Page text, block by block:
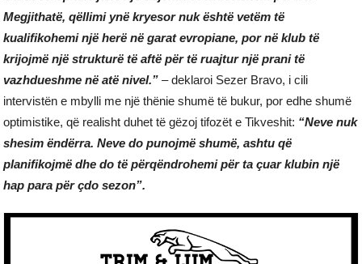
Megjithatë, qëllimi ynë kryesor nuk është vetëm të
kualifikohemi një herë në garat evropiane, por në klub të
krijojmë një strukturë të aftë për të ruajtur një prani të
vazhdueshme në atë nivel.” – deklaroi Sezer Bravo, i cili
intervistën e mbylli me një thënie shumë të bukur, por edhe shumë
optimistike, që realisht duhet të gëzoj tifozët e Tikveshit: “Neve nuk
shesim ëndërra. Neve do punojmë shumë, ashtu që
planifikojmë dhe do të përqëndrohemi për ta çuar klubin një
hap para për çdo sezon”.